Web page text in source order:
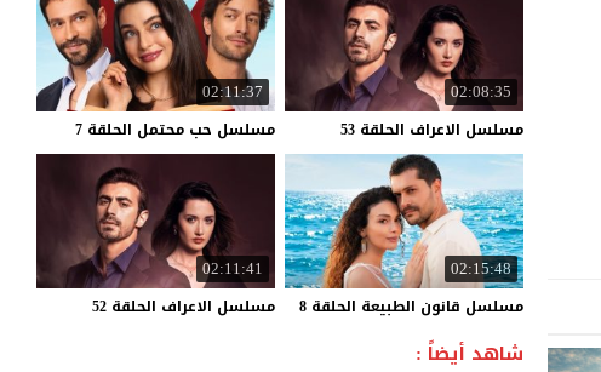
02:08:35
مسلسل الاعراف الحلقة 53
02:11:37
مسلسل حب محتمل الحلقة 7
02:15:48
مسلسل قانون الطبيعة الحلقة 8
02:11:41
مسلسل الاعراف الحلقة 52
شاهد أيضاً :